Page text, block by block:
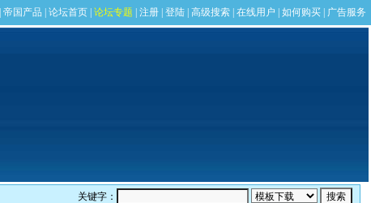
关键字：